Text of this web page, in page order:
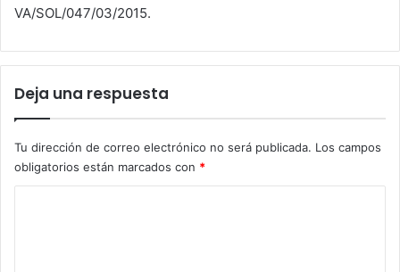
VA/SOL/047/03/2015.
Deja una respuesta
Tu dirección de correo electrónico no será publicada. Los campos
obligatorios están marcados con *